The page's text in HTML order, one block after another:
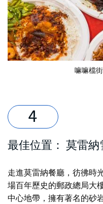
嘛嘛檔
最佳位置： 莫雷納
走進莫雷納餐廳，彷彿時
場百年歷史的郵政總局大
中心地帶，擁有著名的砂